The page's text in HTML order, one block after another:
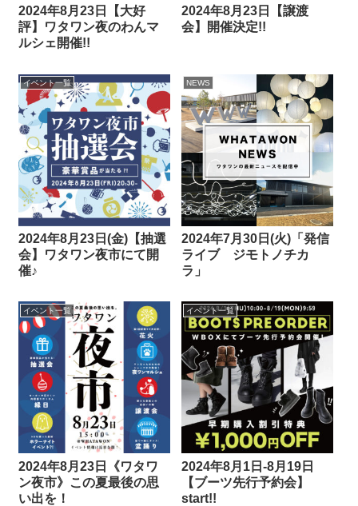
2024年8月23日【大好
評】ワタワン夜のわんマ
ルシェ開催!!
2024年8月23日【譲渡
会】開催決定!!
イベント一覧
2024年8月23日(金)【抽選
会】ワタワン夜市にて開
催♪
NEWS
2024年7月30日(火)「発信
ライブ ジモトノチカ
ラ」
イベント一覧
2024年8月23日《ワタワ
ン夜市》この夏最後の思
い出を！
イベント一覧
2024年8月1日-8月19日
【ブーツ先行予約会】
start!!